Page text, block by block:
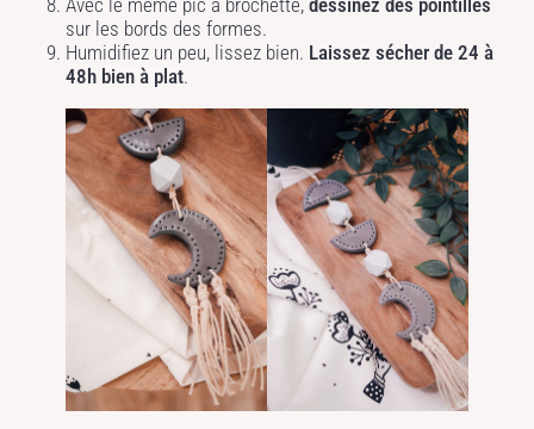
Avec le même pic à brochette,dessinez des pointillés
sur les bords des formes.
Humidifiez un peu, lissez bien. Laissez sécher de 24 à
48h bien à plat.